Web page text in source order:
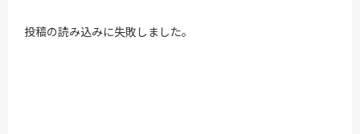
投稿の読み込みに失敗しました。